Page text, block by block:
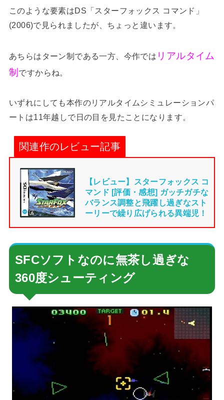
このような要素はDS「スターフォックス コマンド」
(2006)で見られましたが、ちょっと違います。
あちらはターン制である一方、今作では リアルタイム
制 ですからね。
いずれにしても本作のリアルタイムシミュレーションパ
ートは11年越しで日の目を見たことになります。
関連作のレビュー記事
【レビュー】スターフォックス コ
マンド [評価・感想] ガッチガチな
バランス調整と飛躍し過ぎなスト
ーリーで繰り広げられる異端児！
SFCソフトなのに無茶し過ぎな
360度シューティング